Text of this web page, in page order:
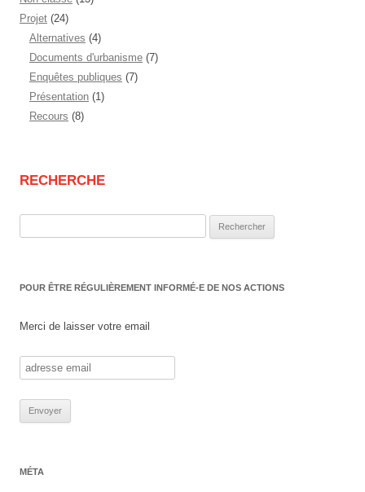
Projet (24)
Alternatives (4)
Documents d'urbanisme (7)
Enquêtes publiques (7)
Présentation (1)
Recours (8)
RECHERCHE
POUR ÊTRE RÉGULIÈREMENT INFORMÉ-E DE NOS ACTIONS
Merci de laisser votre email
MÉTA